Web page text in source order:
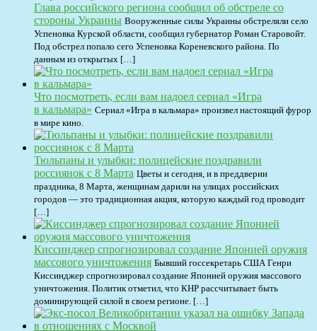
Глава российского региона сообщил об обстреле со
стороны Украины Вооруженные силы Украины обстреляли село
Успеновка Курской области, сообщил губернатор Роман Старовойт.
Под обстрел попало сего Успеновка Кореневского района. По
данным из открытых […]
Что посмотреть, если вам надоел сериал «Игра
в кальмара» Сериал «Игра в кальмара» произвел настоящий фурор
в мире кино.
Тюльпаны и улыбки: полицейские поздравили
россиянок с 8 Марта Цветы и сегодня, и в преддверии
праздника, 8 Марта, женщинам дарили на улицах российских
городов — это традиционная акция, которую каждый год проводит
[…]
Киссинджер спрогнозировал создание Японией оружия
массового уничтожения Бывший госсекретарь США Генри
Киссинджер спрогнозировал создание Японией оружия массового
уничтожения. Политик отметил, что КНР рассчитывает быть
доминирующей силой в своем регионе. […]